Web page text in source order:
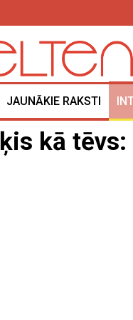
JAUNĀKIE RAKSTI
kā